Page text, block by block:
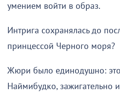
умением войти в образ.
Интрига сохранялась до
принцессой Черного моря?
Жюри было единодушно: это
Наймибудко, зажигательно